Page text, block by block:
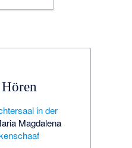
in der
Magdalena